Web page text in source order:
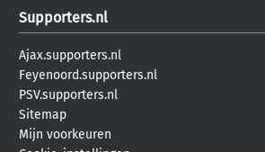
Supporters.nl
Ajax.supporters.nl
Feyenoord.supporters.nl
PSV.supporters.nl
Sitemap
Mijn voorkeuren